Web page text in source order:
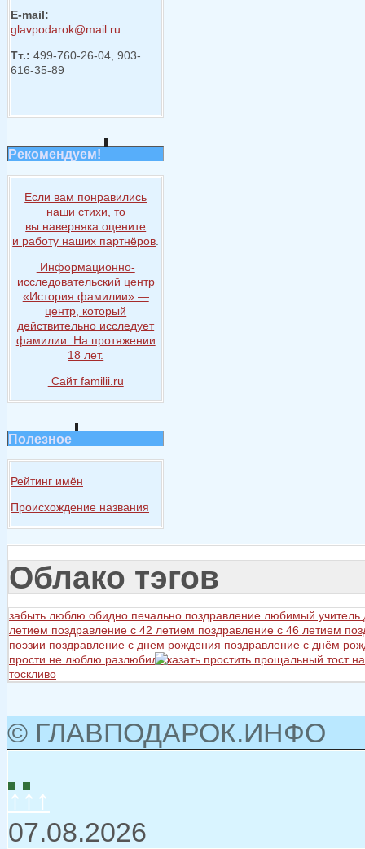
E-mail:
glavpodarok@mail.ru
Тт.: 499-760-26-04, 903-
616-35-89
Рекомендуем!
Если вам понравились
наши стихи, то
вы наверняка оцените
и работу наших партнёров
Информационно-
исследовательский центр
«История фамилии» —
центр, который
действительно исследует
фамилии. На протяжении
18 лет.
Сайт familii.ru
Полезное
Рейтинг имён
Происхождение названия
Облако тэгов
забыть люблю обидно печально поздравление любимый учитель
летием поздравление с 42 летием поздравление с 46 летием
поэзии поздравление с днем рождения поздравление с днём
прости не люблю разлюбил сказать простить прощальный тост
тоскливо
© ГЛАВПОДАРОК.ИНФО
↑↑↑
07.08.2026